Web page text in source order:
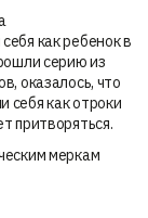
как ребенок в
серию из
оказалось, что
себя как отроки
притворяться.
меркам